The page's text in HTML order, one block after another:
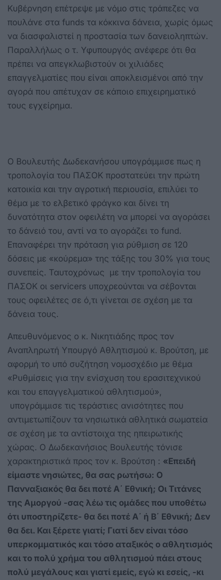
Κυβέρνηση επέτρεψε με νόμο στις τράπεζες να
πουλάνε στα funds τα κόκκινα δάνεια, χωρίς όμως
να διασφαλιστεί η προστασία των δανειοληπτών.
Παραλλήλως ο τ. Υφυπουργός ανέφερε ότι θα
πρέπει να απεγκλωβιστούν οι χιλιάδες
επαγγελματίες που είναι αποκλεισμένοι από την
αγορά που απέτυχαν σε κάποιο επιχειρηματικό
τους εγχείρημα.
Ο Βουλευτής Δωδεκανήσου υπογράμμισε πως η
τροπολογία του ΠΑΣΟΚ προστατεύει την πρώτη
κατοικία και την αγροτική περιουσία, επιλύει το
θέμα με το ελβετικό φράγκο και δίνει τη
δυνατότητα στον οφειλέτη να μπορεί να αγοράσει
το δάνειό του, αντί να το αγοράζει το fund.
Επαναφέρει την πρόταση για ρύθμιση σε 120
δόσεις με «κούρεμα» της τάξης του 30% για τους
συνεπείς. Ταυτοχρόνως με την τροπολογία του
ΠΑΣΟΚ οι servicers υποχρεούνται να σέβονται
τους οφειλέτες σε ό,τι γίνεται σε σχέση με τα
δάνεια τους.
Απευθυνόμενος ο κ. Νικητιάδης προς τον
Αναπληρωτή Υπουργό Αθλητισμού κ. Βρούτση, με
αφορμή το υπό συζήτηση νομοσχέδιο με θέμα
«Ρυθμίσεις για την ενίσχυση του ερασιτεχνικού
και του επαγγελματικού αθλητισμού»,
υπογράμμισε τις τεράστιες ανισότητες που
αντιμετωπίζουν τα νησιωτικά αθλητικά σωματεία
σε σχέση με τα αντίστοιχα της ηπειρωτικής
χώρας. Ο Δωδεκανήσιος Βουλευτής τόνισε
χαρακτηριστικά προς τον κ. Βρούτση : «Επειδή
είμαστε νησιώτες, θα σας ρωτήσω: Ο
Πανναξιακός θα δει ποτέ Α΄ Εθνική; Οι Τιτάνες
της Αμοργού -σας λέω τις ομάδες που υποθέτω
ότι υποστηρίζετε- θα δει ποτέ Α΄ ή Β΄ Εθνική; Δεν
θα δει. Και ξέρετε γιατί; Γιατί δεν είναι τόσο
υπερκομματικός και τόσο αταξικός ο αθλητισμός
και το πολύ χρήμα του αθλητισμού πάει στους
πολύ μεγάλους και γιατί εμείς, εγώ κι εσείς, -κι